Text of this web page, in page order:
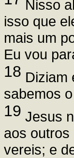
Nisso
isso que
mais um
Eu vou
18 Diziam
sabemos
19 Jesus
aos outros
vereis; e